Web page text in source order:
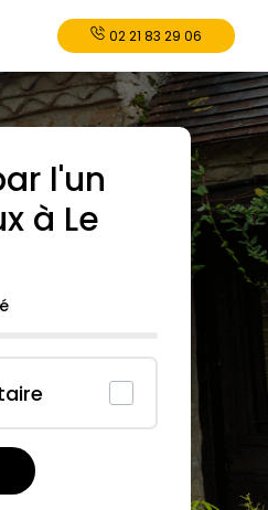
02 21 83 29 06
l'un
à Le